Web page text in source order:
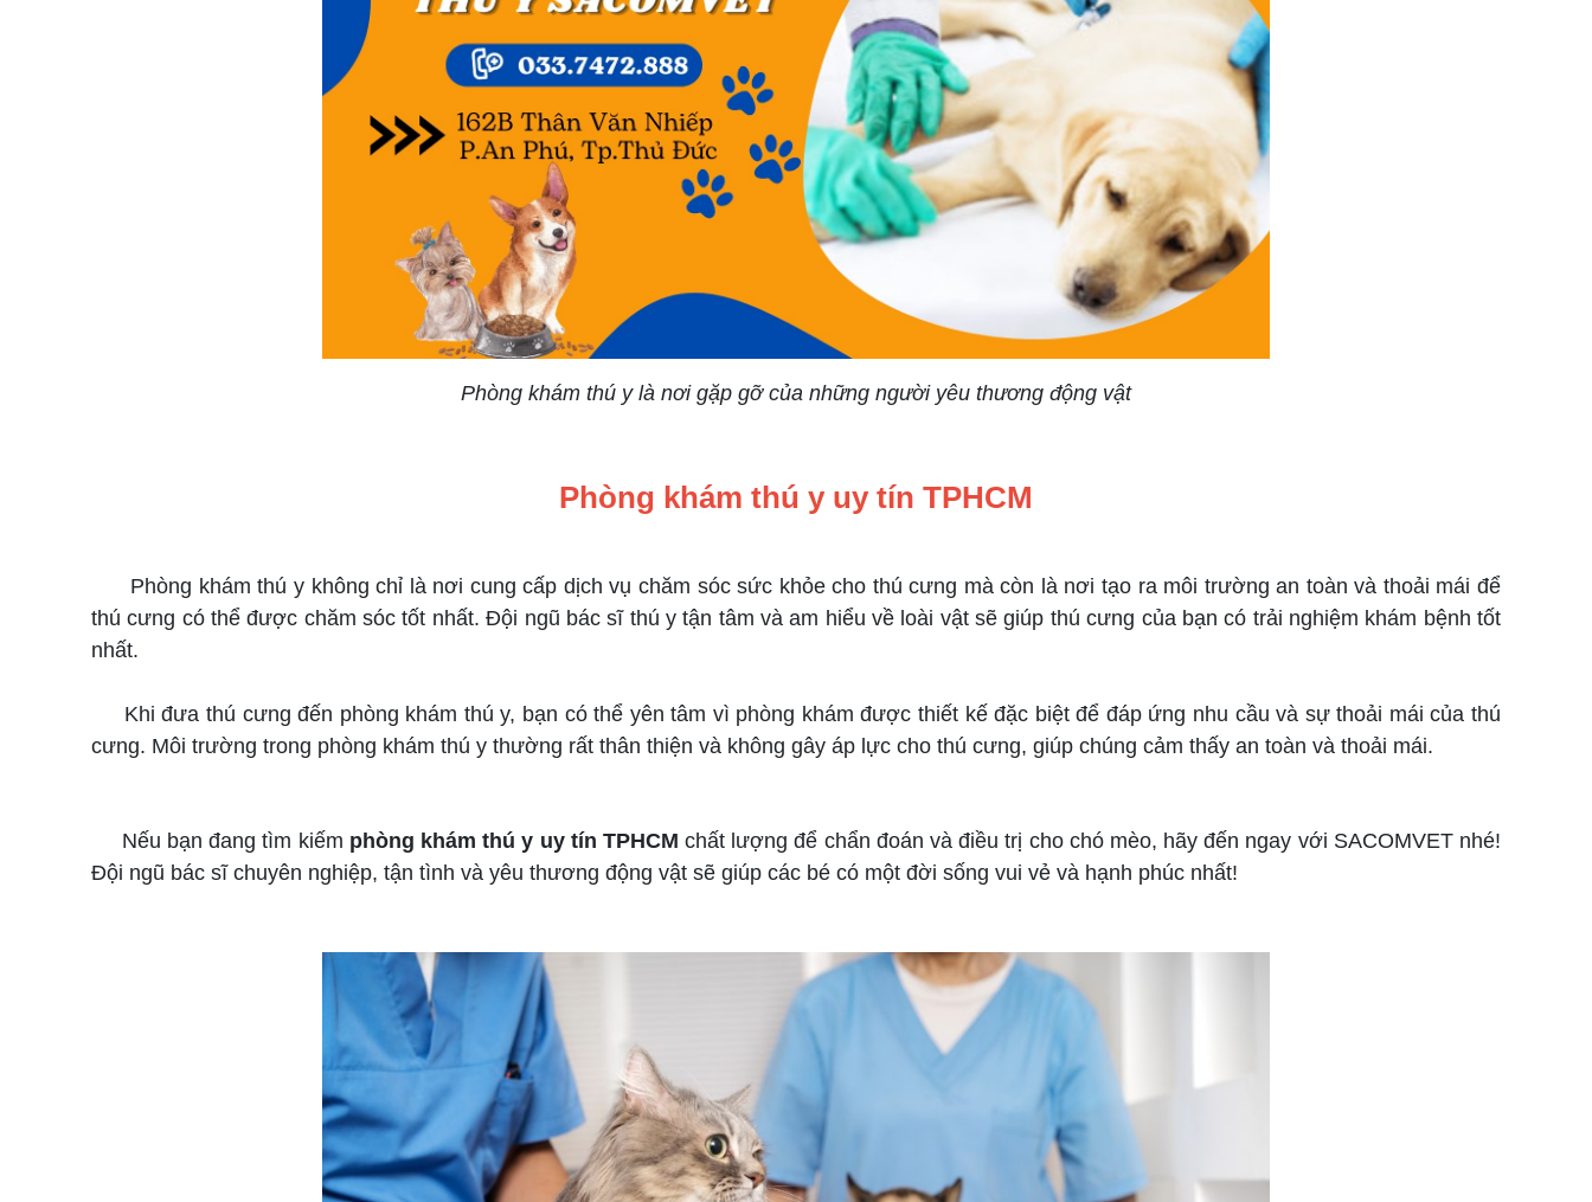
Phòng khám thú y là nơi gặp gỡ của những người yêu thương động vật
Phòng khám thú y uy tín TPHCM
Phòng khám thú y không chỉ là nơi cung cấp dịch vụ chăm sóc sức khỏe cho thú cưng mà còn là nơi tạo ra môi trường an toàn và thoải mái để
thú cưng có thể được chăm sóc tốt nhất. Đội ngũ bác sĩ thú y tận tâm và am hiểu về loài vật sẽ giúp thú cưng của bạn có trải nghiệm khám bệnh tốt
nhất.
Khi đưa thú cưng đến phòng khám thú y, bạn có thể yên tâm vì phòng khám được thiết kế đặc biệt để đáp ứng nhu cầu và sự thoải mái của thú
cưng. Môi trường trong phòng khám thú y thường rất thân thiện và không gây áp lực cho thú cưng, giúp chúng cảm thấy an toàn và thoải mái.
Nếu bạn đang tìm kiếm phòng khám thú y uy tín TPHCMchất lượng để chẩn đoán và điều trị cho chó mèo, hãy đến ngay với SACOMVET nhé!
Đội ngũ bác sĩ chuyên nghiệp, tận tình và yêu thương động vật sẽ giúp các bé có một đời sống vui vẻ và hạnh phúc nhất!